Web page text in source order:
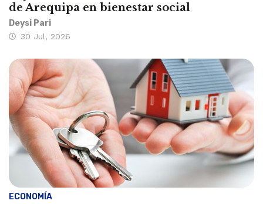
de Arequipa en bienestar social
Deysi Pari
30 Jul, 2026
ECONOMÍA